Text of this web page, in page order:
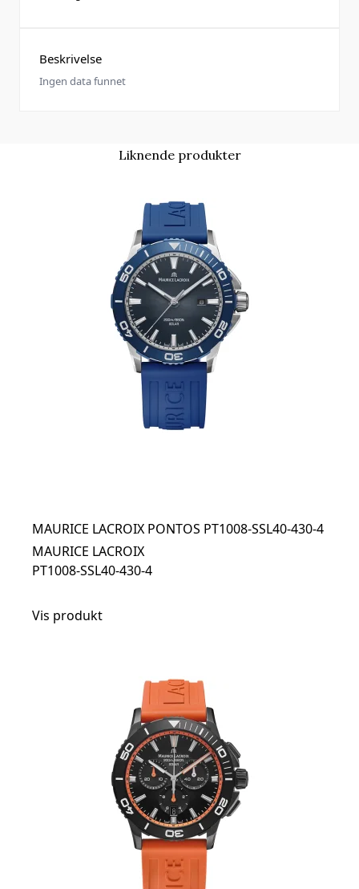
Beskrivelse
Ingen data funnet
Liknende produkter
MAURICE LACROIX PONTOS PT1008-SSL40-430-4
MAURICE LACROIX
PT1008-SSL40-430-4
Vis produkt